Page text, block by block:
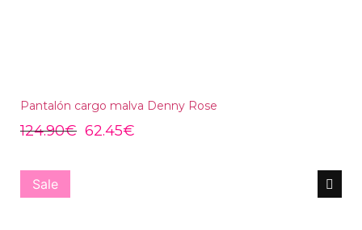
Pantalón cargo malva Denny Rose
124.90€ 62.45€
Sale